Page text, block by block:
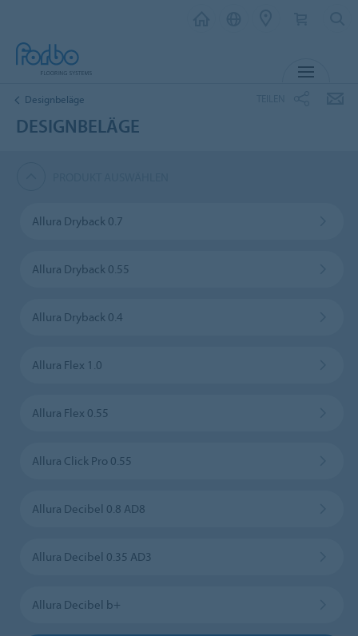
Designbeläge
DESIGNBELÄGE
Allura Dryback 0.7
Allura Dryback 0.55
Allura Dryback 0.4
Allura Flex 1.0
Allura Flex 0.55
Allura Click Pro 0.55
Allura Decibel 0.8 AD8
Allura Decibel 0.35 AD3
Allura Decibel b+